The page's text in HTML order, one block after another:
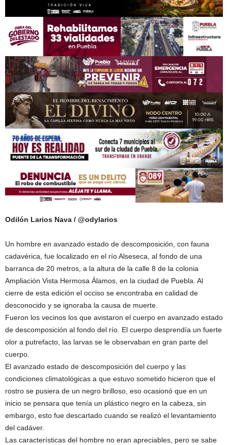
Odilón Larios Nava / @odylarios
Un hombre en avanzado estado de descomposición, con fauna
cadavérica, fue localizado en el río Alseseca, al fondo de una
barranca de 20 metros, a la altura de la calle 8 de la colonia
Ampliación Vista Hermosa Álamos, en la ciudad de Puebla. Al
cierre de esta edición el occiso se encontraba en calidad de
desconocido y se ignoraba la causa de muerte.
Fueron los vecinos los que avistaron el cuerpo en avanzado estado
de descomposición al fondo del río. El cuerpo desprendía un fuerte
olor a putrefacto, las larvas se le observaban en gran parte del
cuerpo.
El avanzado estado de descomposición del cuerpo y las
condiciones climatológicas a que estuvo sometido hicieron que el
rostro se pusiera de un negro brilloso, eso ocasionó que en un
inicio se pensara que tenía un plástico negro en la cabeza, sin
embargo, esto fue descartado cuando se realizó el levantamiento
del cadáver.
Las características del hombre no eran apreciables, pero se sabe